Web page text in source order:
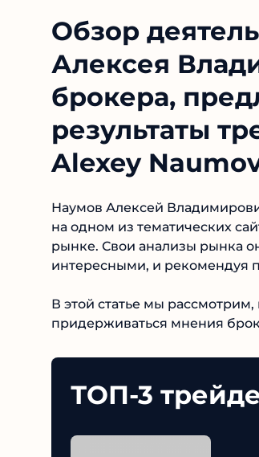
Обзор
Алексея
брокера,
результаты
Alexey
Наумов Алексей
на одном из тематических
рынке. Свои анализы рынка
интересными, и рекомендуя
В этой статье мы
придерживаться мнения
ТОП-3